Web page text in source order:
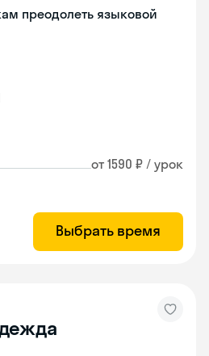
преодолеть языковой
от 1590 ₽ / урок
Выбрать время